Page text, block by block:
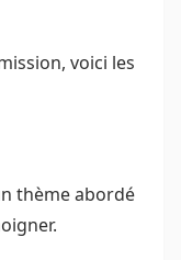
voici les
thème abordé